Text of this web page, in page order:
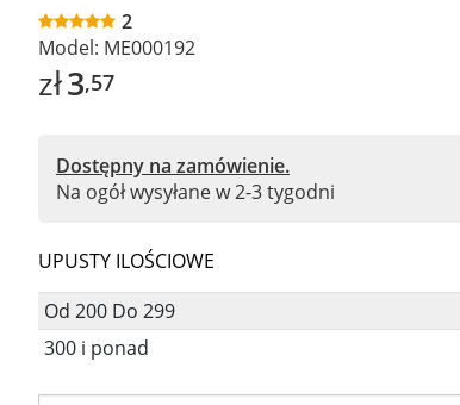
2
Model: ME000192
zł3,57
Dostępny na zamówienie.
Na ogół wysyłane w 2-3 tygodni
UPUSTY ILOŚCIOWE
Od 200 Do 299
300 i ponad